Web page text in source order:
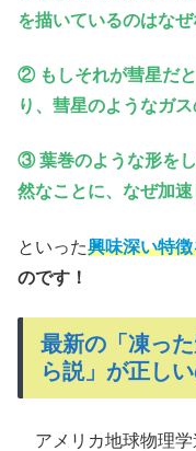
を描いているのはなぜ
② もしそれが彗星だ
り、彗星のようなガ
③ 葉巻のような形を
然なことに、なぜ加
といった興味深い特
のです！
最新の「凍っ
ら説」が正し
アメリカ地球物理学